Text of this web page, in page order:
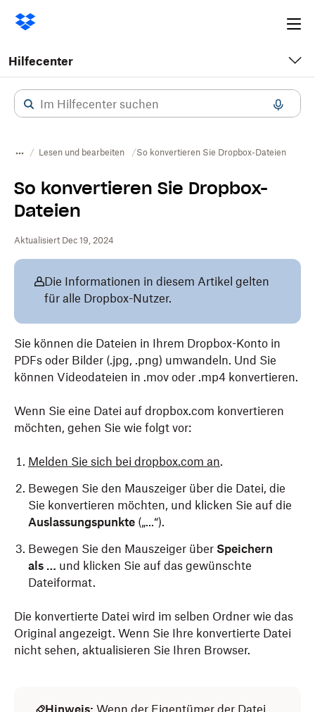
Hilfecenter
Lesen und bearbeiten So konvertieren Sie Dropbox-Dateien
So konvertieren Sie Dropbox-
Dateien
Aktualisiert Dec 19, 2024
Die Informationen in diesem Artikel gelten
für alle Dropbox-Nutzer.
Sie können die Dateien in Ihrem Dropbox-Konto in
PDFs oder Bilder (.jpg, .png) umwandeln. Und Sie
können Videodateien in .mov oder .mp4 konvertieren.
Wenn Sie eine Datei auf dropbox.com konvertieren
möchten, gehen Sie wie folgt vor:
Melden Sie sich bei dropbox.com an.
Bewegen Sie den Mauszeiger über die Datei, die
Sie konvertieren möchten, und klicken Sie auf die
Auslassungspunkte („...“).
Bewegen Sie den Mauszeiger über Speichern
als … und klicken Sie auf das gewünschte
Dateiformat.
Die konvertierte Datei wird im selben Ordner wie das
Original angezeigt. Wenn Sie Ihre konvertierte Datei
nicht sehen, aktualisieren Sie Ihren Browser.
Hinweis: Wenn der Eigentümer der Datei